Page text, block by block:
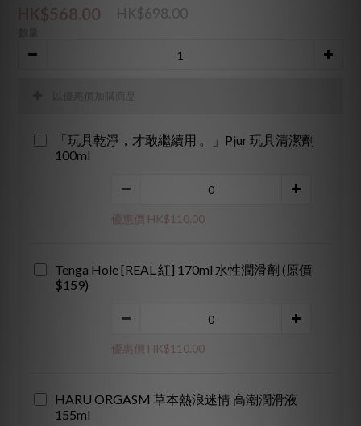
HK$568.00 HK$698.00
以優惠價加購商品
「玩具乾淨，才敢繼續用 。」Pjur 玩具清潔劑
100ml
優惠價 HK$110.00
Tenga Hole [REAL 紅] 170ml 水性潤滑劑 (原價
$159)
優惠價 HK$110.00
HARU ORGASM 草本熱浪迷情 高潮潤滑液
155ml